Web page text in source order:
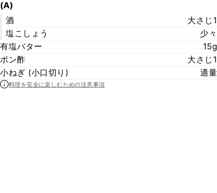
(A)
酒
大さじ1
塩こしょう
少々
有塩バター
15g
ポン酢
大さじ1
小ねぎ (小口切り)
適量
料理を安全に楽しむための注意事項